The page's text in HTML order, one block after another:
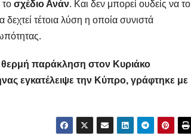
σχέδιο Ανάν. Και δεν μπορεί ουδείς να το
τέτοια λύση η οποία συνιστά
παράκληση στον Κυριάκο
εγκατέλειψε την Κύπρο, γράφτηκε με